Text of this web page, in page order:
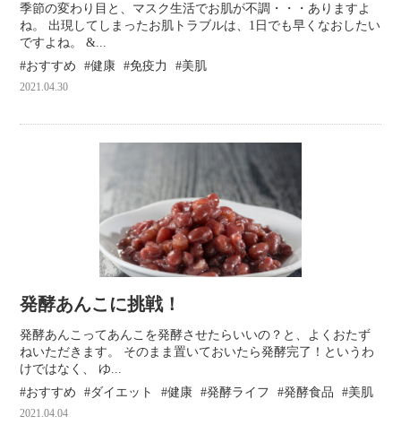
季節の変わり目と、マスク生活でお肌が不調・・・ありますよ
ね。 出現してしまったお肌トラブルは、1日でも早くなおしたい
ですよね。 &...
おすすめ
健康 免疫力 美肌
2021.04.30
発酵あんこに挑戦！
発酵あんこってあんこを発酵させたらいいの？と、よくおたず
ねいただきます。 そのまま置いておいたら発酵完了！というわ
けではなく、 ゆ...
おすすめ
ダイエット 健康 発酵ライフ 発酵食品 美肌
2021.04.04